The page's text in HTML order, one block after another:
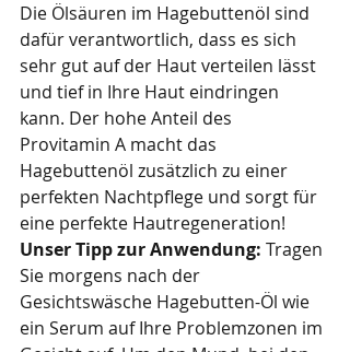
Die Ölsäuren im Hagebuttenöl sind
dafür verantwortlich, dass es sich
sehr gut auf der Haut verteilen lässt
und tief in Ihre Haut eindringen
kann. Der hohe Anteil des
Provitamin A macht das
Hagebuttenöl zusätzlich zu einer
perfekten Nachtpflege und sorgt für
eine perfekte Hautregeneration!
Unser Tipp zur Anwendung: Tragen
Sie morgens nach der
Gesichtswäsche Hagebutten-Öl wie
ein Serum auf Ihre Problemzonen im